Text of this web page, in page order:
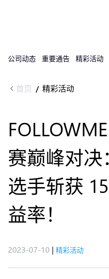
公司动态 重要通告 精彩活动
首页 / 精彩活动
赛巅峰对决
选手斩获
益率！
2023-07-10 | 精彩活动